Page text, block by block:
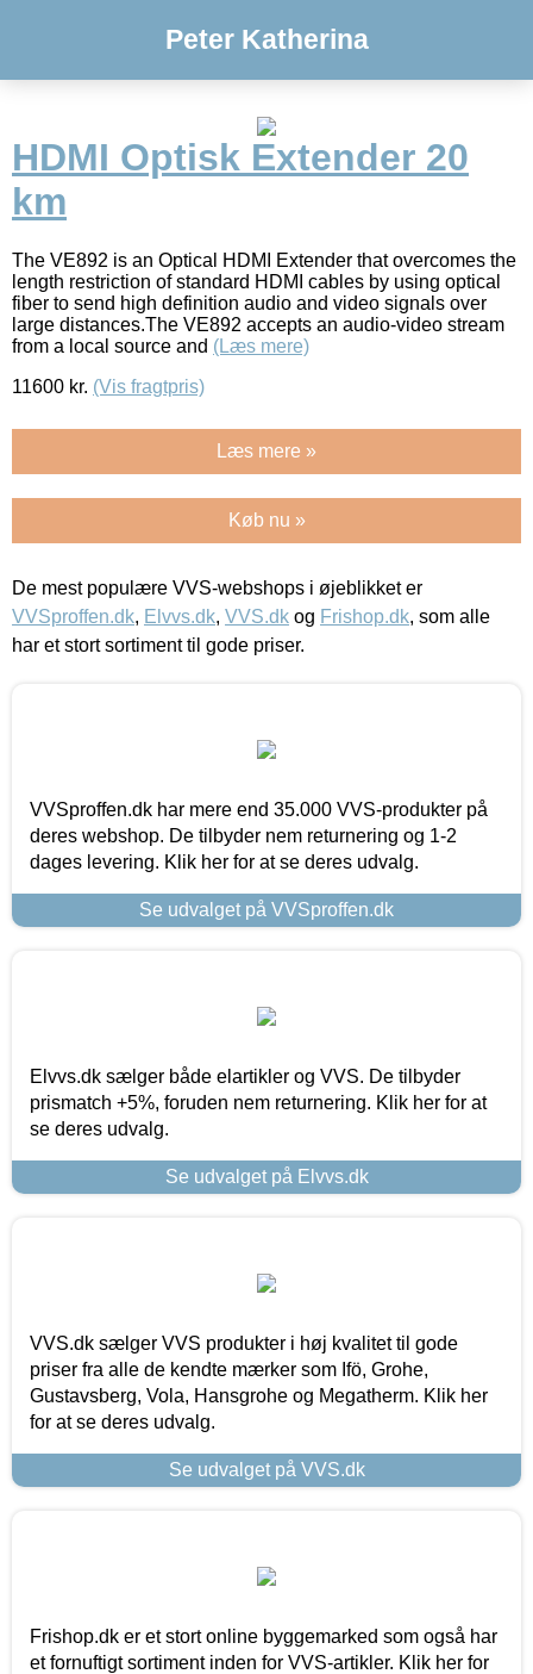
Peter Katherina
HDMI Optisk Extender 20
km
The VE892 is an Optical HDMI Extender that overcomes the
length restriction of standard HDMI cables by using optical
fiber to send high definition audio and video signals over
large distances.The VE892 accepts an audio-video stream
from a local source and (Læs mere)
11600 kr. (Vis fragtpris)
Læs mere »
Køb nu »
De mest populære VVS-webshops i øjeblikket er
VVSproffen.dk, Elvvs.dk, VVS.dk og Frishop.dk, som alle
har et stort sortiment til gode priser.
VVSproffen.dk har mere end 35.000 VVS-produkter på
deres webshop. De tilbyder nem returnering og 1-2
dages levering. Klik her for at se deres udvalg.
Se udvalget på VVSproffen.dk
Elvvs.dk sælger både elartikler og VVS. De tilbyder
prismatch +5%, foruden nem returnering. Klik her for at
se deres udvalg.
Se udvalget på Elvvs.dk
VVS.dk sælger VVS produkter i høj kvalitet til gode
priser fra alle de kendte mærker som Ifö, Grohe,
Gustavsberg, Vola, Hansgrohe og Megatherm. Klik her
for at se deres udvalg.
Se udvalget på VVS.dk
Frishop.dk er et stort online byggemarked som også har
et fornuftigt sortiment inden for VVS-artikler. Klik her for